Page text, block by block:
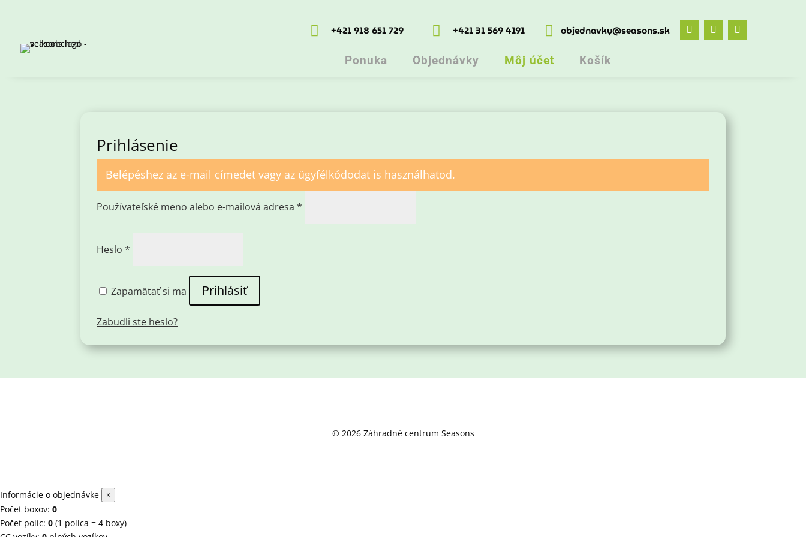
 +421 918 651 729  +421 31 569 4191  objednavky@seasons.sk
Ponuka Objednávky Môj účet Košík
Prihlásenie
Belépéshez az e-mail címedet vagy az ügyfélkódodat is használhatod.
Používateľské meno alebo e-mailová adresa*
Heslo*
Zapamätať si ma Prihlásiť
Zabudli ste heslo?
© 2026 Záhradné centrum Seasons
Informácie o objednávke ×
Počet boxov: 0
Počet políc: 0 (1 polica = 4 boxy)